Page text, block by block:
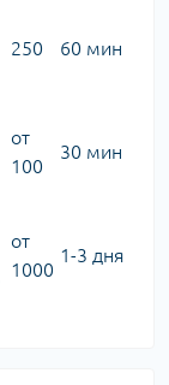
250 60 мин
от
100
30 мин
от
1000
1-3 дня